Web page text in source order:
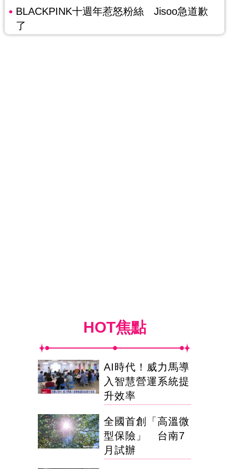
BLACKPINK十週年惹怒粉絲 Jisoo急道歉
了
HOT焦點
AI時代！威力馬導
入智慧營運系統提
升效率
全國首創「高溫微
型保險」 台南7
月試辦